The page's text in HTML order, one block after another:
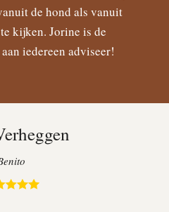
de hond als vanuit
kijken. Jorine is de
iedereen adviseer!